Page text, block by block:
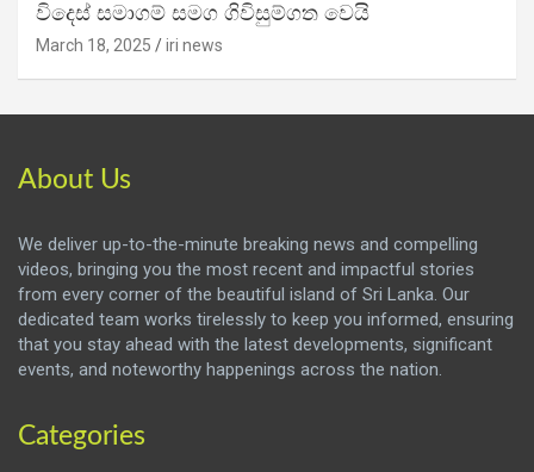
විදෙස් සමාගම් සමග ගිවිසුම්ගත වෙයි
March 18, 2025 iri news
About Us
We deliver up-to-the-minute breaking news and compelling
videos, bringing you the most recent and impactful stories
from every corner of the beautiful island of Sri Lanka. Our
dedicated team works tirelessly to keep you informed, ensuring
that you stay ahead with the latest developments, significant
events, and noteworthy happenings across the nation.
Categories